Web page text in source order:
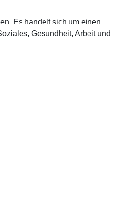
Es handelt sich um einen
Gesundheit, Arbeit und